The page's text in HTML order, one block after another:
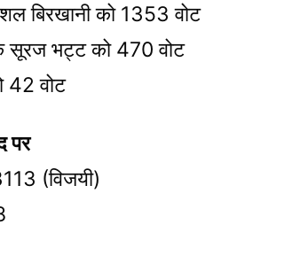
बिरखानी को 1353 वोट
भट्ट को 470 वोट
42 वोट
पर
(विजयी)